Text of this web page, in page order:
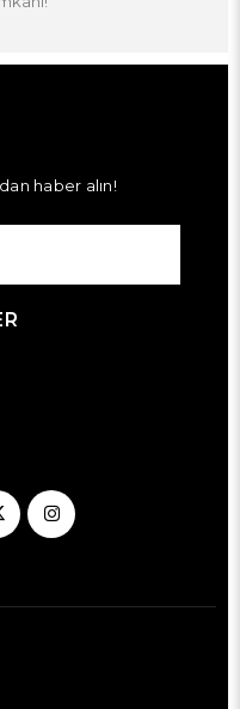
haber alın!